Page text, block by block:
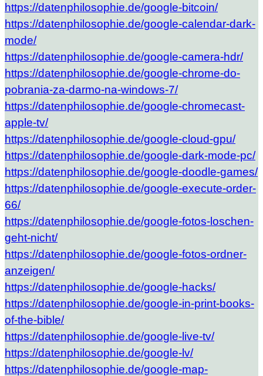
https://datenphilosophie.de/google-bitcoin/
https://datenphilosophie.de/google-calendar-dark-
mode/
https://datenphilosophie.de/google-camera-hdr/
https://datenphilosophie.de/google-chrome-do-
pobrania-za-darmo-na-windows-7/
https://datenphilosophie.de/google-chromecast-
apple-tv/
https://datenphilosophie.de/google-cloud-gpu/
https://datenphilosophie.de/google-dark-mode-pc/
https://datenphilosophie.de/google-doodle-games/
https://datenphilosophie.de/google-execute-order-
66/
https://datenphilosophie.de/google-fotos-loschen-
geht-nicht/
https://datenphilosophie.de/google-fotos-ordner-
anzeigen/
https://datenphilosophie.de/google-hacks/
https://datenphilosophie.de/google-in-print-books-
of-the-bible/
https://datenphilosophie.de/google-live-tv/
https://datenphilosophie.de/google-lv/
https://datenphilosophie.de/google-map-